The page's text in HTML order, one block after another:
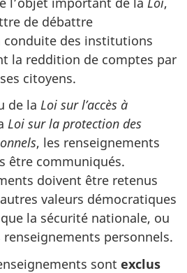
de débattre
des institutions
la reddition de comptes par
citoyens.
de la Loi sur l’accès à
Loi sur la protection des
, les renseignements
être communiqués.
doivent être retenus
valeurs démocratiques
la sécurité nationale, ou
personnels.
sont exclus